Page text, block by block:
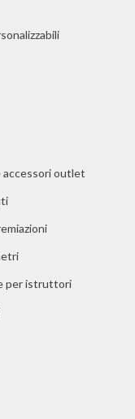
accessori outlet
per istruttori